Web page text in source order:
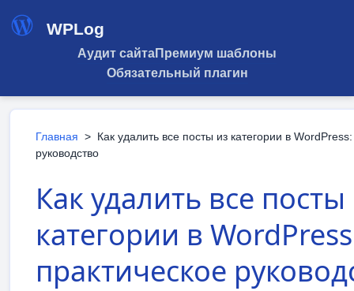
WPLog
Аудит сайтаПремиум шаблоны
Обязательный плагин
Главная > Как удалить все посты из категории в
руководство
Как удалить все посты
категории в
практическое